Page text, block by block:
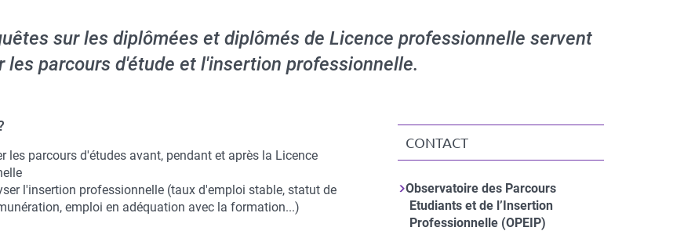
sur les diplômées et diplômés de Licence professionnelle servent
les parcours d'étude et l'insertion professionnelle.
les parcours d'études avant, pendant et après la Licence
l'insertion professionnelle (taux d'emploi stable, statut de
emploi en adéquation avec la formation...)
CONTACT
Observatoire des Parcours
Etudiants et de l’Insertion
Professionnelle (OPEIP)